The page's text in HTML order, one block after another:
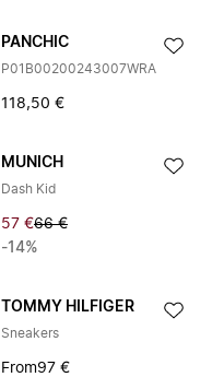
PANCHIC
P01B00200243007WRA
118,50 €
MUNICH
Dash Kid
57 €66 €
-14%
TOMMY HILFIGER
Sneakers
From97 €